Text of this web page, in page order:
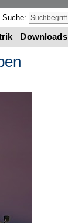
Suche:
Downloads